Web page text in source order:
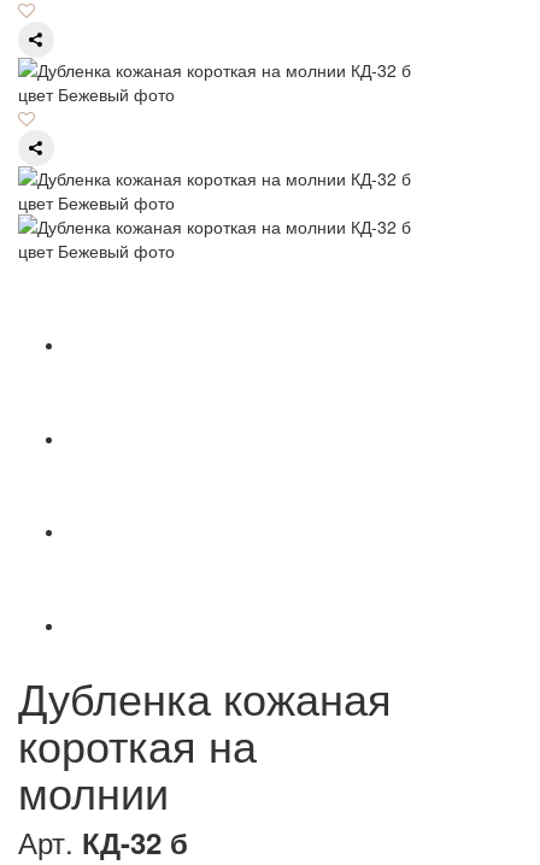
Дубленка кожаная
короткая на
молнии
Арт. КД-32 б